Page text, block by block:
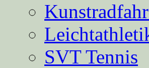
SVT Tennis